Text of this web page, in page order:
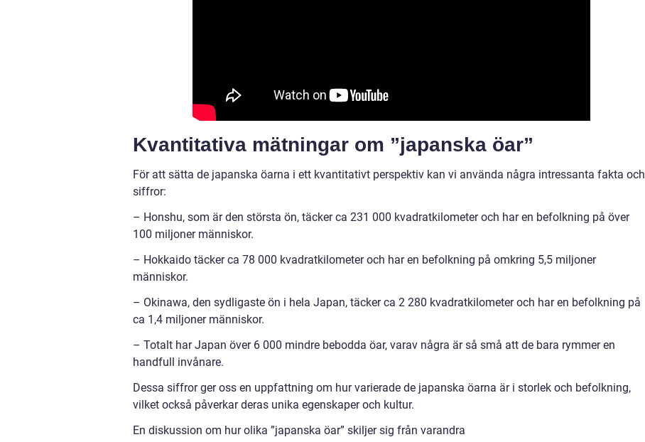
Kvantitativa mätningar om ”japanska öar”
För att sätta de japanska öarna i ett kvantitativt perspektiv kan vi använda några intressanta fakta och
siffror:
– Honshu, som är den största ön, täcker ca 231 000 kvadratkilometer och har en befolkning på över
100 miljoner människor.
– Hokkaido täcker ca 78 000 kvadratkilometer och har en befolkning på omkring 5,5 miljoner
människor.
– Okinawa, den sydligaste ön i hela Japan, täcker ca 2 280 kvadratkilometer och har en befolkning på
ca 1,4 miljoner människor.
– Totalt har Japan över 6 000 mindre bebodda öar, varav några är så små att de bara rymmer en
handfull invånare.
Dessa siffror ger oss en uppfattning om hur varierade de japanska öarna är i storlek och befolkning,
vilket också påverkar deras unika egenskaper och kultur.
En diskussion om hur olika ”japanska öar” skiljer sig från varandra